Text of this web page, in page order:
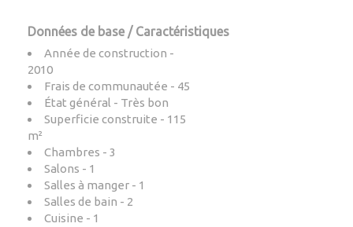
Données de base / Caractéristiques
Année de construction -
2010
Frais de communautée - 45
État général - Très bon
Superficie construite - 115
m²
Chambres - 3
Salons - 1
Salles à manger - 1
Salles de bain - 2
Cuisine - 1